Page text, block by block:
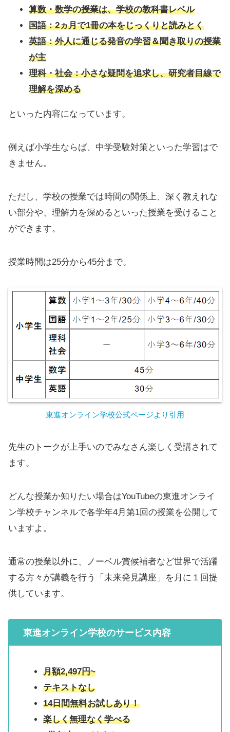
算数・数学の授業は、学校の教科書レベル
国語：2ヵ月で1冊の本をじっくりと読みとく
英語：外人に通じる発音の学習＆聞き取りの授業
が主
理科・社会：小さな疑問を追求し、研究者目線で
理解を深める
といった内容になっています。
例えば小学生ならば、中学受験対策といった学習はで
きません。
ただし、学校の授業では時間の関係上、深く教えれな
い部分や、理解力を深めるといった授業を受けること
ができます。
授業時間は25分から45分まで。
東進オンライン学校公式ページより引用
先生のトークが上手いのでみなさん楽しく受講されて
ます。
どんな授業か知りたい場合はYouTubeの東進オンライ
ン学校チャンネルで各学年4月第1回の授業を公開して
いますよ。
通常の授業以外に、ノーベル賞候補者など世界で活躍
する方々が講義を行う「未来発見講座」を月に１回提
供しています。
東進オンライン学校のサービス内容
月額2,497円~
テキストなし
14日間無料お試しあり！
楽しく無理なく学べる